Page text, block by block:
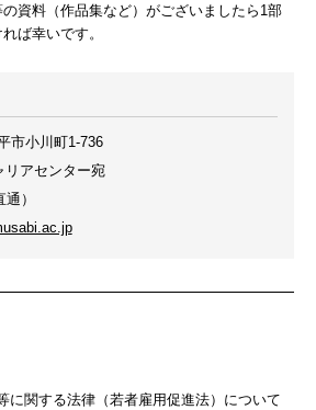
資料（作品集など）がございましたら1部
ば幸いです。
市小川町1-736
アセンター宛
）
に関する法律（若者雇用促進法）について